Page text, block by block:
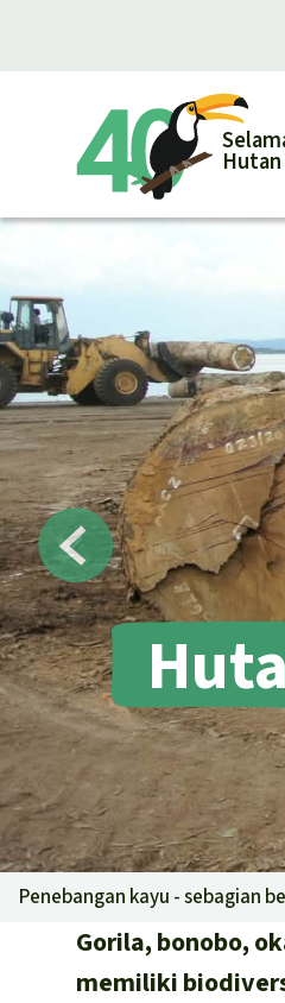
Penebangan kayu - sebagian
Gorila, bonobo,
memiliki